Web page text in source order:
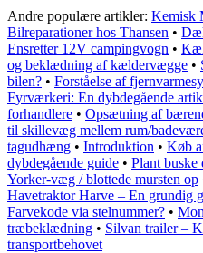
Andre populære artikler: Kemisk
Bilreparationer hos Thansen •
Ensretter 12V campingvogn •
og beklædning af kældervægge •
bilen? • Forståelse af
Fyrværkeri: En dybdegående
forhandlere • Opsætning af
til skillevæg mellem rum/
tagudhæng • Introduktion • Køb
dybdegående guide • Plant
Yorker-væg / blottede mursten op
Havetraktor Harve – En grundig
Farvekode via stelnummer? •
træbeklædning • Silvan trailer –
transportbehovet